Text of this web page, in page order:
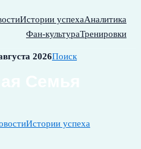
Истории успехаАналитика
Фан-культураТренировки
2026Поиск
Истории успеха